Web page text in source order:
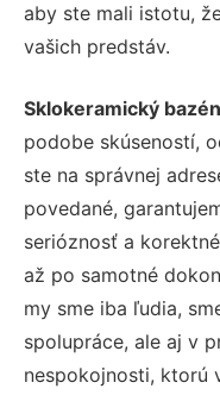
aby ste mali istotu,
vašich predstáv.
Sklokeramický
podobe skúseností,
ste na správnej
povedané,
serióznosť a
až po samotné
my sme iba ľudia,
spolupráce, ale aj v
nespokojnosti, ktorú